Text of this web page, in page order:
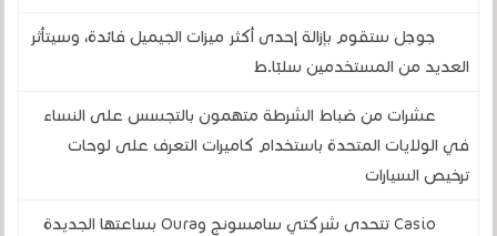
جوجل ستقوم بإزالة إحدى أكثر ميزات الجيميل فائدة، وسيتأثر
العديد من المستخدمين سلبًا.ط
عشرات من ضباط الشرطة متهمون بالتجسس على النساء
في الولايات المتحدة باستخدام كاميرات التعرف على لوحات
ترخيص السيارات
Casio تتحدى شركتي سامسونج وOura بساعتها الجديدة